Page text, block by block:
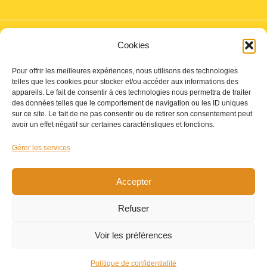
Cookies
Pour offrir les meilleures expériences, nous utilisons des technologies
telles que les cookies pour stocker et/ou accéder aux informations des
appareils. Le fait de consentir à ces technologies nous permettra de traiter
des données telles que le comportement de navigation ou les ID uniques
sur ce site. Le fait de ne pas consentir ou de retirer son consentement peut
avoir un effet négatif sur certaines caractéristiques et fonctions.
Gérer les services
Accepter
Refuser
Voir les préférences
Politique de confidentialité
rapidement sur toute la France par GLS
Boutique
Politique de confidentialité
Mon compte
Conditions générales de vente
Copyright © 2026 Starcroq | Réalisé par